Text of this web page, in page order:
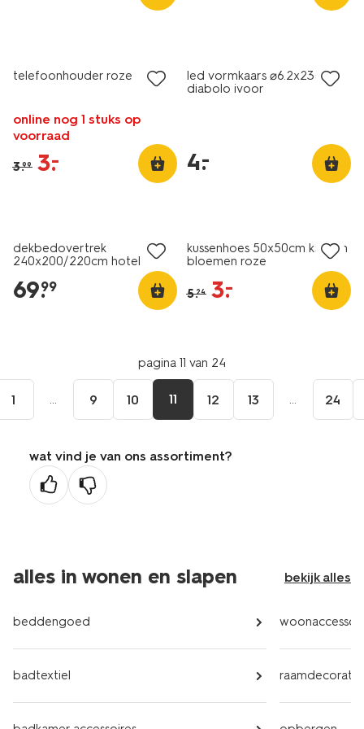
telefoonhouder roze
online nog 1 stuks op
voorraad
3.99 3.
–
led vormkaars ⌀6.2x23cm
diabolo ivoor
4.
–
dekbedovertrek
240x200/220cm hotel
69.
99
kussenhoes 50x50cm katoen
bloemen roze
5.24 3.
–
pagina 11 van 24
1 ... 9 10 11 12 13 ... 24
wat vind je van ons assortiment?
alles in wonen en slapen bekijk alles
beddengoed
badtextiel raamdecoratie